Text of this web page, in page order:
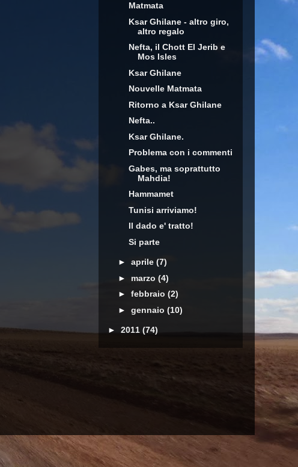
Matmata
Ksar Ghilane - altro giro,
altro regalo
Nefta, il Chott El Jerib e
Mos Isles
Ksar Ghilane
Nouvelle Matmata
Ritorno a Ksar Ghilane
Nefta..
Ksar Ghilane.
Problema con i commenti
Gabes, ma soprattutto
Mahdia!
Hammamet
Tunisi arriviamo!
Il dado e' tratto!
Si parte
► aprile (7)
► marzo (4)
► febbraio (2)
► gennaio (10)
► 2011 (74)